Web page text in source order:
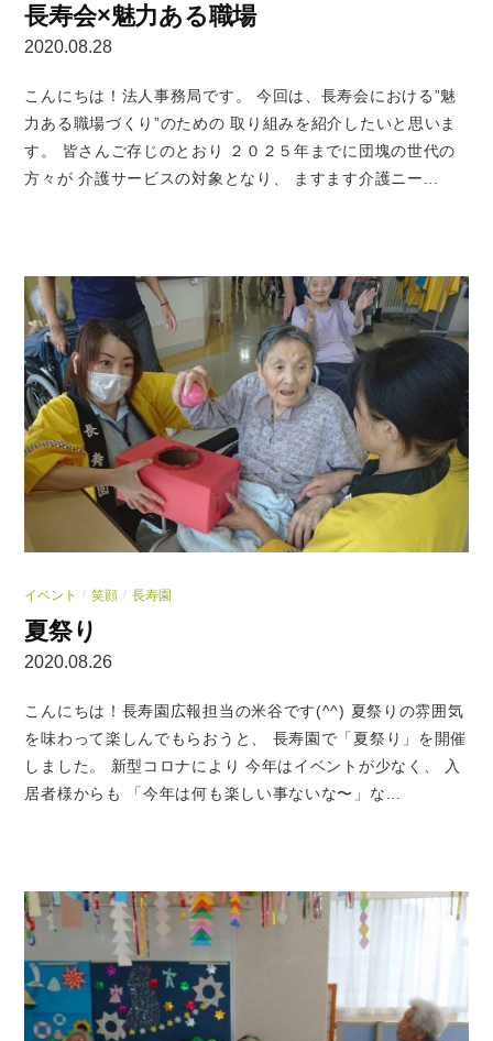
長寿会×魅力ある職場
2020.08.28
こんにちは！法人事務局です。 今回は、長寿会における”魅
力ある職場づくり”のための 取り組みを紹介したいと思いま
す。 皆さんご存じのとおり ２０２５年までに団塊の世代の
方々が 介護サービスの対象となり、 ますます介護ニー...
イベント / 笑顔 / 長寿園
夏祭り
2020.08.26
こんにちは！長寿園広報担当の米谷です(^^) 夏祭りの雰囲気
を味わって楽しんでもらおうと、 長寿園で「夏祭り」を開催
しました。 新型コロナにより 今年はイベントが少なく、 入
居者様からも 「今年は何も楽しい事ないな〜」な...